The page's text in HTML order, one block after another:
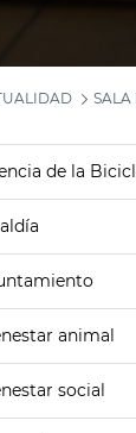
SALA
de la
animal
social